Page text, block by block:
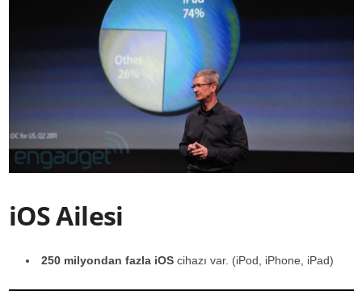
iOS Ailesi
250 milyondan fazla iOS cihazı var. (iPod, iPhone, iPad)